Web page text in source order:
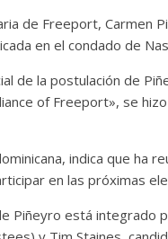
de Freeport, Carmen
en el condado de
de la postulación de
of Freeport», se
indica que ha
en las próximas
Piñeyro está integrado